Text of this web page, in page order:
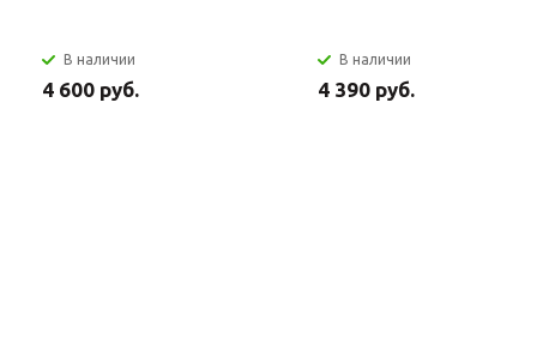
В наличии
4 600 руб.
В наличии
4 390 руб.